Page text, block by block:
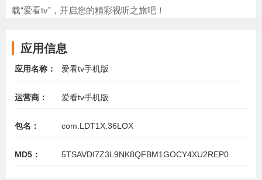
载“爱看tv”，开启您的精彩视听之旅吧！
应用信息
应用名称： 爱看tv手机版
运营商： 爱看tv手机版
包名： com.LDT1X.36LOX
MD5： 5TSAVDI7Z3L9NK8QFBM1GOCY4XU2REP0